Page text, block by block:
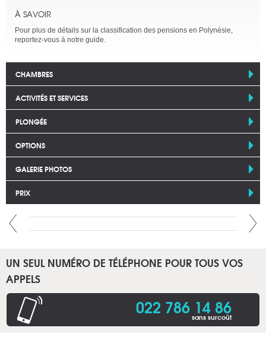
À SAVOIR
Pour plus de détails sur la classification des pensions en Polynésie,
reportez-vous à notre guide.
CHAMBRES
ACTIVITÉS ET SERVICES
PLONGÉE
OPTIONS
GALERIE PHOTOS
PRIX
UN SEUL NUMÉRO DE TÉLÉPHONE POUR TOUS VOS
APPELS
022 786 14 86
sans surcoût